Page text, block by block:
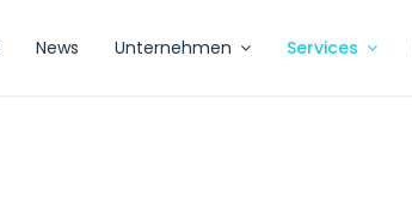
News Unternehmen Services